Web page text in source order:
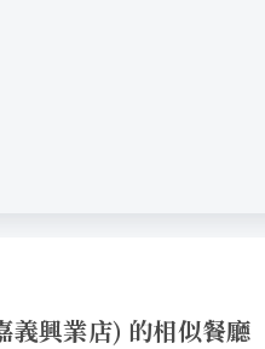
義興業店) 的相似餐廳